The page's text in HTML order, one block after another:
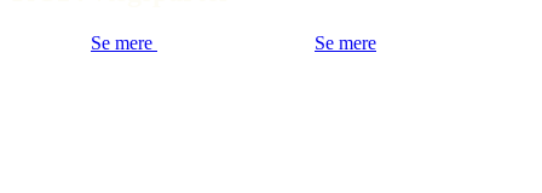
Se mere Se mere